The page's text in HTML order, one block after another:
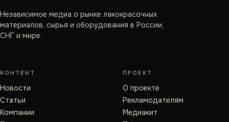
Независимое медиа о рынке лакокрасочных
материалов, сырья и оборудования в России,
СНГ и мире.
КОНТЕНТ
Новости
Статьи
Компании
ПРОЕКТ
О проекте
Рекламодателям
Медиакит